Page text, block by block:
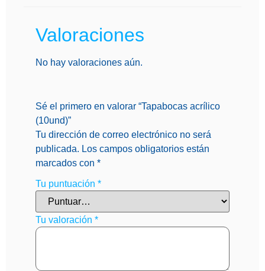
Valoraciones
No hay valoraciones aún.
Sé el primero en valorar “Tapabocas acrílico
(10und)”
Tu dirección de correo electrónico no será
publicada. Los campos obligatorios están
marcados con *
Tu puntuación *
Tu valoración *